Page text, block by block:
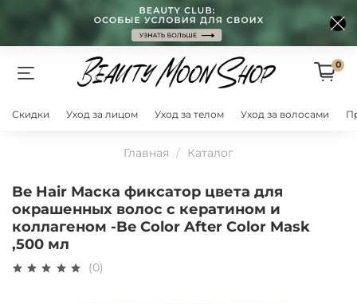
0
Скидки Уход за лицом Уход за телом Уход за волосами
Главная Каталог
Be Hair Маска фиксатор цвета для
окрашенных волос с кератином и
коллагеном -Be Color After Color Mask
,500 мл
(0)